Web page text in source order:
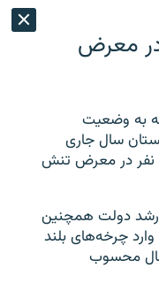
نفر در معرض
به وضعیت
سال جاری
حدود ۳۵ میلیون نفر در معرض تنش
دولت همچنین
۵۰ سال گذشته وارد چرخه‌های بلند
محسوب